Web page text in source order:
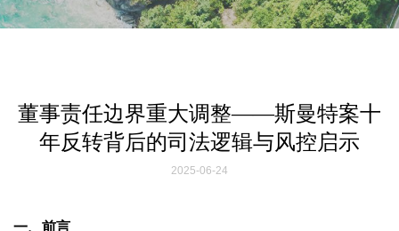
董事责任边界重大调整——斯曼特案十
年反转背后的司法逻辑与风控启示
2025-06-24
一、前言